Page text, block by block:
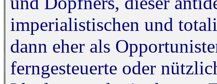
imperialistischen und
dann eher als
ferngesteuerte oder